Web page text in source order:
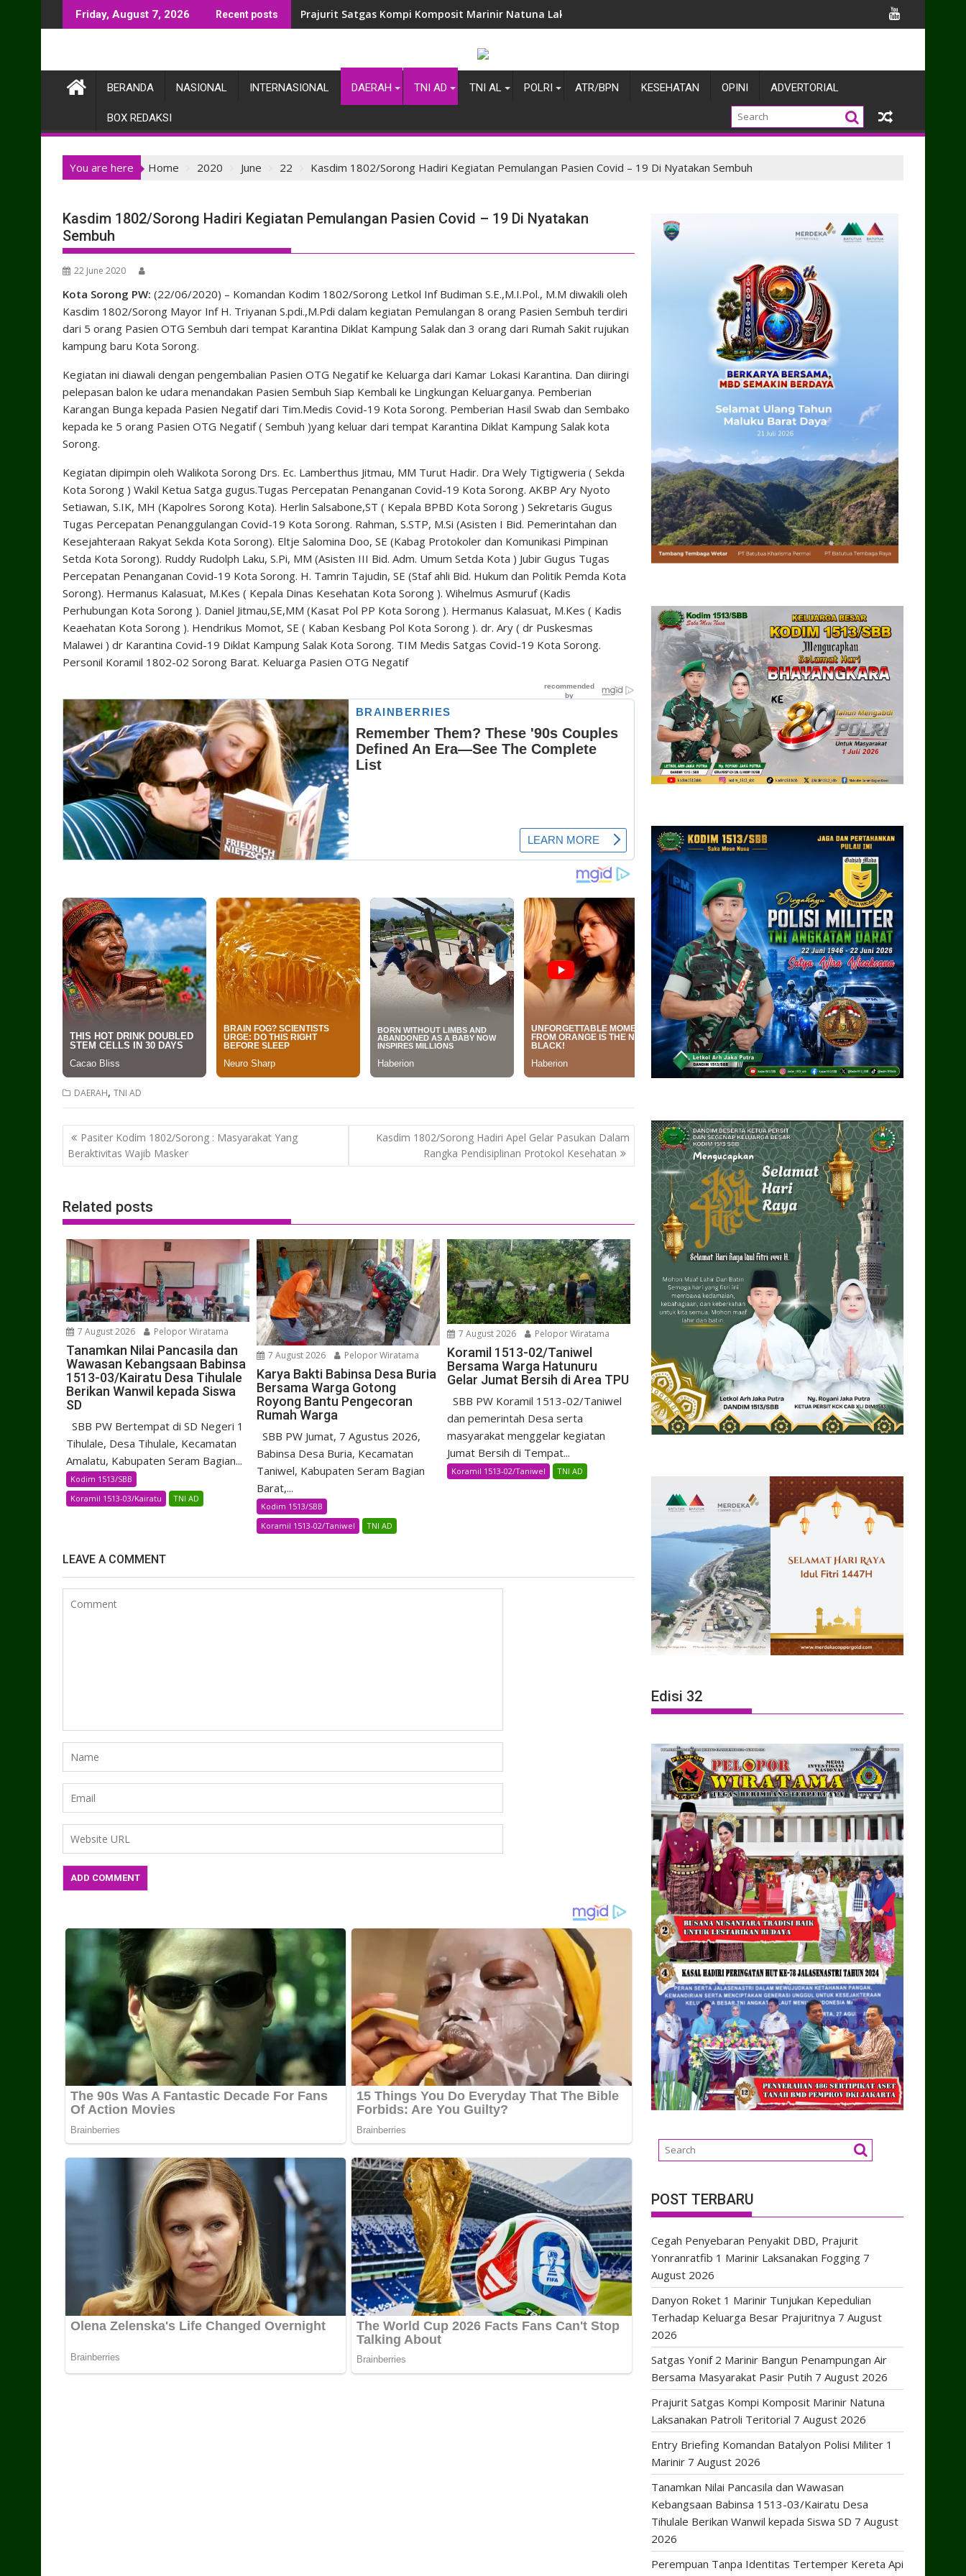
to
Friday, August 7, 2026 Recent posts Prajurit Satgas Kompi Komposit Marinir Natuna Laksanakan Patroli Teritorial
BERANDA NASIONAL INTERNASIONAL DAERAH TNI AD TNI AL POLRI ATR/BPN KESEHATAN OPINI ADVERTORIAL
BOX REDAKSI
You are here Home 2020 June 22 Kasdim 1802/Sorong Hadiri Kegiatan Pemulangan Pasien Covid – 19 Di Nyatakan Sembuh
Kasdim 1802/Sorong Hadiri Kegiatan Pemulangan Pasien Covid – 19 Di Nyatakan
Sembuh
22 June 2020
Kota Sorong PW: (22/06/2020) – Komandan Kodim 1802/Sorong Letkol Inf Budiman S.E.,M.I.Pol., M.M diwakili oleh
Kasdim 1802/Sorong Mayor Inf H. Triyanan S.pdi.,M.Pdi dalam kegiatan Pemulangan 8 orang Pasien Sembuh terdiri
dari 5 orang Pasien OTG Sembuh dari tempat Karantina Diklat Kampung Salak dan 3 orang dari Rumah Sakit rujukan
kampung baru Kota Sorong.
Kegiatan ini diawali dengan pengembalian Pasien OTG Negatif ke Keluarga dari Kamar Lokasi Karantina. Dan diiringi
pelepasan balon ke udara menandakan Pasien Sembuh Siap Kembali ke Lingkungan Keluarganya. Pemberian
Karangan Bunga kepada Pasien Negatif dari Tim.Medis Covid-19 Kota Sorong. Pemberian Hasil Swab dan Sembako
kepada ke 5 orang Pasien OTG Negatif ( Sembuh )yang keluar dari tempat Karantina Diklat Kampung Salak kota
Sorong.
Kegiatan dipimpin oleh Walikota Sorong Drs. Ec. Lamberthus Jitmau, MM Turut Hadir. Dra Wely Tigtigweria ( Sekda
Kota Sorong ) Wakil Ketua Satga gugus.Tugas Percepatan Penanganan Covid-19 Kota Sorong. AKBP Ary Nyoto
Setiawan, S.IK, MH (Kapolres Sorong Kota). Herlin Salsabone,ST ( Kepala BPBD Kota Sorong ) Sekretaris Gugus
Tugas Percepatan Penanggulangan Covid-19 Kota Sorong. Rahman, S.STP, M.Si (Asisten I Bid. Pemerintahan dan
Kesejahteraan Rakyat Sekda Kota Sorong). Eltje Salomina Doo, SE (Kabag Protokoler dan Komunikasi Pimpinan
Setda Kota Sorong). Ruddy Rudolph Laku, S.Pi, MM (Asisten III Bid. Adm. Umum Setda Kota ) Jubir Gugus Tugas
Percepatan Penanganan Covid-19 Kota Sorong. H. Tamrin Tajudin, SE (Staf ahli Bid. Hukum dan Politik Pemda Kota
Sorong). Hermanus Kalasuat, M.Kes ( Kepala Dinas Kesehatan Kota Sorong ). Wihelmus Asmuruf (Kadis
Perhubungan Kota Sorong ). Daniel Jitmau,SE,MM (Kasat Pol PP Kota Sorong ). Hermanus Kalasuat, M.Kes ( Kadis
Keaehatan Kota Sorong ). Hendrikus Momot, SE ( Kaban Kesbang Pol Kota Sorong ). dr. Ary ( dr Puskesmas
Malawei ) dr Karantina Covid-19 Diklat Kampung Salak Kota Sorong. TIM Medis Satgas Covid-19 Kota Sorong.
Personil Koramil 1802-02 Sorong Barat. Keluarga Pasien OTG Negatif
DAERAH, TNI AD
Post
navigation
Pasiter Kodim 1802/Sorong : Masyarakat Yang
Beraktivitas Wajib Masker
Kasdim 1802/Sorong Hadiri Apel Gelar Pasukan Dalam
Rangka Pendisiplinan Protokol Kesehatan
Related posts
7 August 2026 Pelopor Wiratama
Tanamkan Nilai Pancasila dan
Wawasan Kebangsaan Babinsa
1513-03/Kairatu Desa Tihulale
Berikan Wanwil kepada Siswa
SD
SBB PW Bertempat di SD Negeri 1
Tihulale, Desa Tihulale, Kecamatan
Amalatu, Kabupaten Seram Bagian...
Kodim 1513/SBB
Koramil 1513-03/Kairatu
TNI AD
7 August 2026 Pelopor Wiratama
Karya Bakti Babinsa Desa Buria
Bersama Warga Gotong
Royong Bantu Pengecoran
Rumah Warga
SBB PW Jumat, 7 Agustus 2026,
Babinsa Desa Buria, Kecamatan
Taniwel, Kabupaten Seram Bagian
Barat,...
Kodim 1513/SBB
Koramil 1513-02/Taniwel
TNI AD
7 August 2026 Pelopor Wiratama
Koramil 1513-02/Taniwel
Bersama Warga Hatunuru
Gelar Jumat Bersih di Area TPU
SBB PW Koramil 1513-02/Taniwel
dan pemerintah Desa serta
masyarakat menggelar kegiatan
Jumat Bersih di Tempat...
Koramil 1513-02/Taniwel TNI AD
LEAVE A COMMENT
Edisi 32
POST TERBARU
Cegah Penyebaran Penyakit DBD, Prajurit
Yonranratfib 1 Marinir Laksanakan Fogging 7
August 2026
Danyon Roket 1 Marinir Tunjukan Kepedulian
Terhadap Keluarga Besar Prajuritnya 7 August
2026
Satgas Yonif 2 Marinir Bangun Penampungan Air
Bersama Masyarakat Pasir Putih 7 August 2026
Prajurit Satgas Kompi Komposit Marinir Natuna
Laksanakan Patroli Teritorial 7 August 2026
Entry Briefing Komandan Batalyon Polisi Militer 1
Marinir 7 August 2026
Tanamkan Nilai Pancasila dan Wawasan
Kebangsaan Babinsa 1513-03/Kairatu Desa
Tihulale Berikan Wanwil kepada Siswa SD 7 August
2026
Perempuan Tanpa Identitas Tertemper Kereta Api